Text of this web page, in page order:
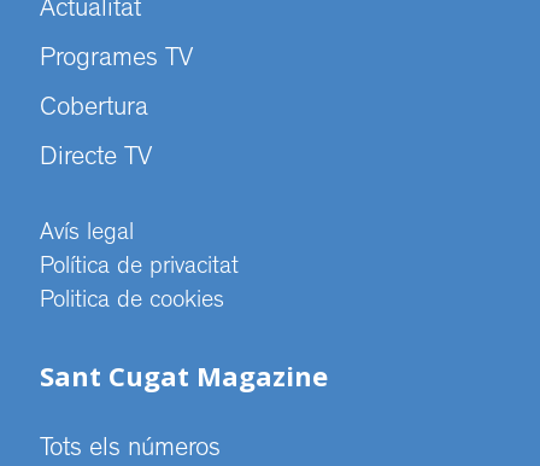
Actualitat
Programes TV
Cobertura
Directe TV
Avís legal
Política de privacitat
Politica de cookies
Sant Cugat Magazine
Tots els números